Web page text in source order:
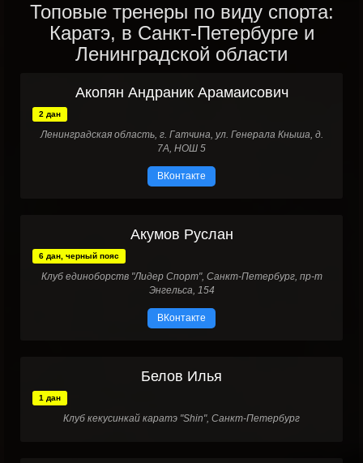
Топовые тренеры по виду спорта:
Каратэ, в Санкт-Петербурге и
Ленинградской области
Акопян Андраник Арамаисович
2 дан
Ленинградская область, г. Гатчина, ул. Генерала Кныша, д.
7А, НОШ 5
ВКонтакте
Акумов Руслан
6 дан, черный пояс
Клуб единоборств "Лидер Спорт", Санкт-Петербург, пр-т
Энгельса, 154
ВКонтакте
Белов Илья
1 дан
Клуб кекусинкай каратэ "Shin", Санкт-Петербург